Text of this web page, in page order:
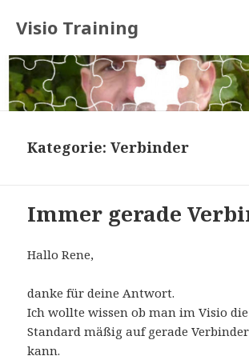
Visio Training
Kategorie:Verbinder
Immer gerade
Hallo Rene,
danke für deine Antwort.
Ich wollte wissen ob man im Visio
Standard mäßig auf gerade
kann.